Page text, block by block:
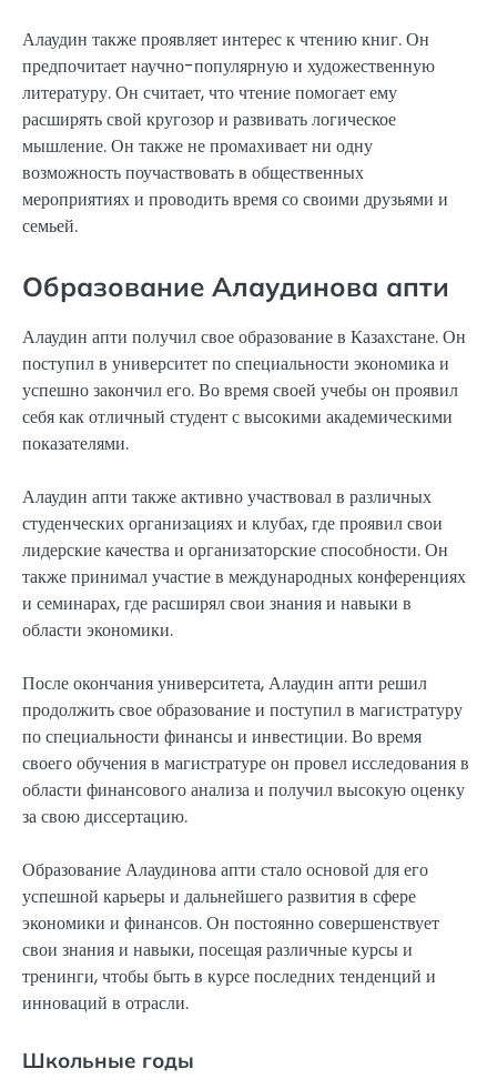
Алаудин также проявляет интерес к чтению книг. Он
предпочитает научно-популярную и художественную
литературу. Он считает, что чтение помогает ему
расширять свой кругозор и развивать логическое
мышление. Он также не промахивает ни одну
возможность поучаствовать в общественных
мероприятиях и проводить время со своими друзьями и
семьей.
Образование Алаудинова апти
Алаудин апти получил свое образование в Казахстане. Он
поступил в университет по специальности экономика и
успешно закончил его. Во время своей учебы он проявил
себя как отличный студент с высокими академическими
показателями.
Алаудин апти также активно участвовал в различных
студенческих организациях и клубах, где проявил свои
лидерские качества и организаторские способности. Он
также принимал участие в международных конференциях
и семинарах, где расширял свои знания и навыки в
области экономики.
После окончания университета, Алаудин апти решил
продолжить свое образование и поступил в магистратуру
по специальности финансы и инвестиции. Во время
своего обучения в магистратуре он провел исследования в
области финансового анализа и получил высокую оценку
за свою диссертацию.
Образование Алаудинова апти стало основой для его
успешной карьеры и дальнейшего развития в сфере
экономики и финансов. Он постоянно совершенствует
свои знания и навыки, посещая различные курсы и
тренинги, чтобы быть в курсе последних тенденций и
инноваций в отрасли.
Школьные годы